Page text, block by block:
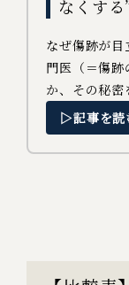
なくす
なぜ傷跡が
門医（＝傷
か、その秘密
▷記事を読